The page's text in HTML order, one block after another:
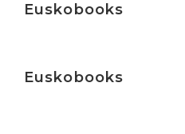
Euskobooks
Euskobooks